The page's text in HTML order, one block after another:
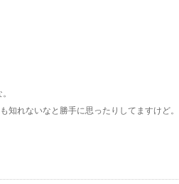
れないなと勝手に思ったりしてますけど。